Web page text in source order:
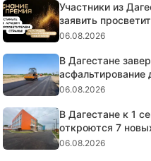
Участники из
заявить
06.08.2026
В Дагестане
асфальтирование
Самурскому...
06.08.2026
В Дагестане к 1
откроются 7
мес...
06.08.2026